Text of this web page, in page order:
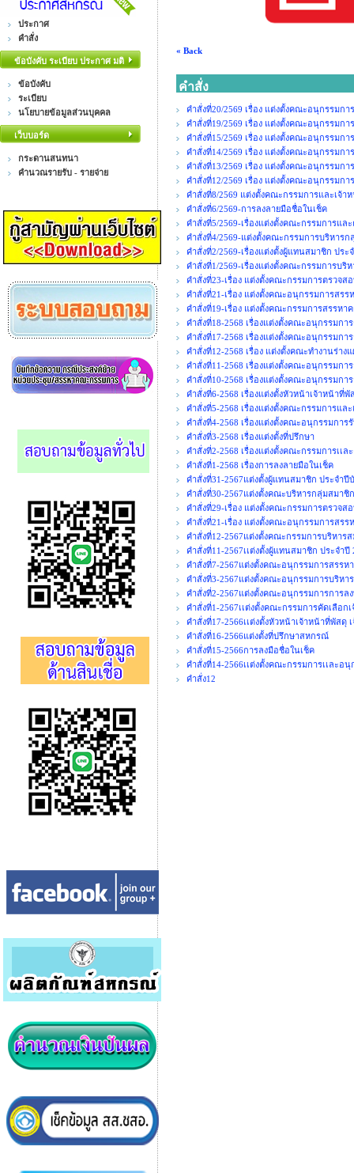
ประกาศ
คำสั่ง
ข้อบังคับ ระเบียบ ประกาศ มติ
ข้อบังคับ
ระเบียบ
นโยบายข้อมูลส่วนบุคคล
เว็บบอร์ด
กระดานสนทนา
คำนวณรายรับ - รายจ่าย
« Back
คำสั่ง
คำสั่งที่20/2569 เรื่อง แต่งตั้งคณะอนุกรรมก
คำสั่งที่19/2569 เรื่อง แต่งตั้งคณะอนุกรรมก
คำสั่งที่15/2569 เรื่อง แต่งตั้งคณะอนุกรรมก
คำสั่งที่14/2569 เรื่อง แต่งตั้งคณะอนุกรรมก
คำสั่งที่13/2569 เรื่อง แต่งตั้งคณะอนุกรรม
คำสั่งที่12/2569 เรื่อง แต่งตั้งคณะอนุกรรมก
คำสั่งที่8/2569 แต่งตั้งคณะกรรมการและเจ้
คำสั่งที่6/2569-การลงลายมือชื่อในเช็ค
คำสั่งที่5/2569-เรื่องแต่งตั้งคณะกรรมการแ
คำสั่งที่4/2569-แต่งตั้งคณะกรรมการบริหาร
คำสั่งที่2/2569-เรื่องแต่งตั้งผู้แทนสมาชิก ปร
คำสั่งที่1/2569-เรื่องแต่งตั้งคณะกรรมการบ
คำสั่งที่23-เรื่อง แต่งตั้งคณะกรรมการตรว
คำสั่งที่21-เรื่อง แต่งตั้งคณะอนุกรรมการส
คำสั่งที่19-เรื่อง แต่งตั้งคณะกรรมการสรรห
คำสั่งที่18-2568 เรื่องแต่งตั้งคณะอนุกรรมกา
คำสั่งที่17-2568 เรื่องแต่งตั้งคณะอนุกรรมก
คำสั่งที่12-2568 เรื่อง แต่งตั้งคณะทำงานร่าง
คำสั่งที่11-2568 เรื่องแต่งตั้งคณะอนุกรรมก
คำสั่งที่10-2568 เรื่องแต่งตั้งคณะอนุกรรมก
คำสั่งที่6-2568 เรื่องแต่งตั้งหัวหน้าเจ้าหน้าที่
คำสั่งที่5-2568 เรื่องแต่งตั้งคณะกรรมการแ
คำสั่งที่4-2568 เรื่องแต่งตั้งคณะอนุกรรมการ
คำสั่งที่3-2568 เรื่องแต่งตั้งที่ปรึกษา
คำสั่งที่2-2568 เรื่องแต่งตั้งคณะกรรมการเเ
คำสั่งที่1-2568 เรื่องการลงลายมือในเช็ค
คำสั่งที่31-2567แต่งตั้งผู้แทนสมาชิก ประจำปี
คำสั่งที่30-2567แต่งตั้งคณะบริหารกลุ่มสมาชิ
คำสั่งที่29-เรื่อง แต่งตั้งคณะกรรมการตรว
คำสั่งที่21-เรื่อง แต่งตั้งคณะอนุกรรมการส
คำสั่งที่12-2567แต่งตั้งคณะกรรมการบริหาร
คำสั่งที่11-2567เเต่งตั้งผู้แทนสมาชิก ประจำปี
คำสั่งที่7-2567แต่งตั้งคณะอนุกรรมการสรร
คำสั่งที่3-2567แต่งตั้งคณะอนุกรรมการบริหาร
คำสั่งที่2-2567แต่งตั้งคณะอนุกรรมการการล
คำสั่งที่1-2567เเต่งตั้งคณะกรรมการคัดเลือ
คำสั่งที่17-2566เเต่งตั้งหัวหน้าเจ้าหน้าที่พัส
คำสั่งที่16-2566แต่งตั้งที่ปรึกษาสหกรณ์
คำสั่งที่15-2566การลงมือชื่อในเช็ค
คำสั่งที่14-2566เเต่งตั้งคณะกรรมการเเละอ
คำสั่ง12